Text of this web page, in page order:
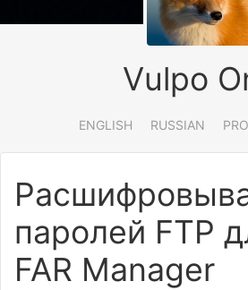
Vulpo
ENGLISH RUSSIAN
паролей FTP
FAR Manager